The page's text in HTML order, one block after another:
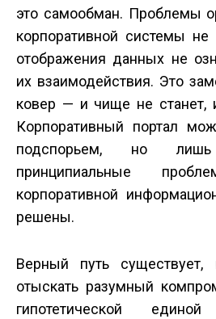
это самообман. Проблемы
корпоративной системы
отображения данных не
их взаимодействия. Это
ковер — и чище не станет,
Корпоративный портал
подспорьем, но
принципиальные
корпоративной
решены.
Верный путь
отыскать разумный
гипотетической